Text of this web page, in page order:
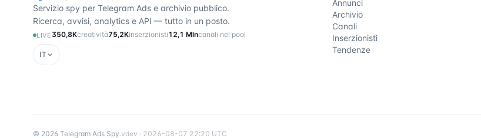
Servizio spy per Telegram Ads e archivio pubblico.
Ricerca, avvisi, analytics e API — tutto in un posto.
LIVE 350,8Kcreatività75,2Kinserzionisti12,1 Mlncanali nel pool
IT
Annunci
Archivio
Canali
Inserzionisti
Tendenze
© 2026 Telegram Ads Spy.vdev · 2026-08-07 22:20 UTC